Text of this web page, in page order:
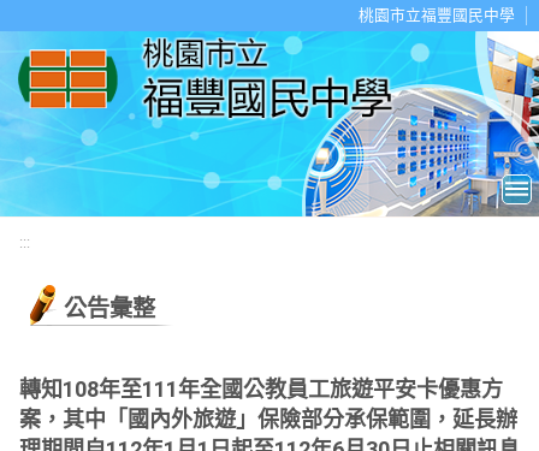
桃園市立福豐國民中學
:::
公告彙整
轉知108年至111年全國公教員工旅遊平安卡優惠方
案，其中「國內外旅遊」保險部分承保範圍，延長辦